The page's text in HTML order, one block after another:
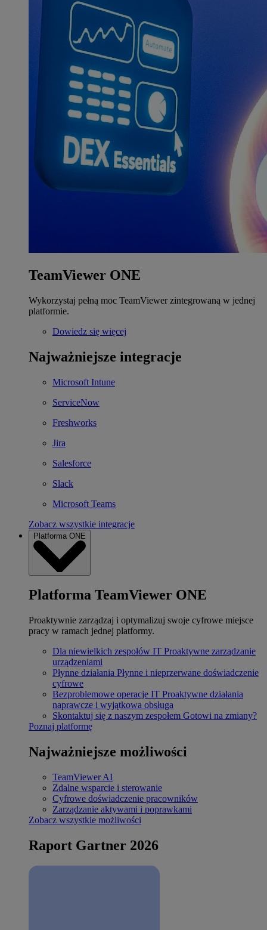
TeamViewer ONE
Wykorzystaj pełną moc TeamViewer zintegrowaną w jednej
platformie.
Dowiedz się więcej
Najważniejsze integracje
Microsoft Intune
ServiceNow
Freshworks
Jira
Salesforce
Slack
Microsoft Teams
Zobacz wszystkie integracje
Platforma ONE
Platforma TeamViewer ONE
Proaktywnie zarządzaj i optymalizuj swoje cyfrowe miejsce
pracy w ramach jednej platformy.
Dla niewielkich zespołów IT Proaktywne zarządzanie
urządzeniami
Płynne działania Płynne i nieprzerwane doświadczenie
cyfrowe
Bezproblemowe operacje IT Proaktywne działania
naprawcze i wyjątkowa obsługa
Skontaktuj się z naszym zespołem Gotowi na zmiany?
Poznaj platformę
Najważniejsze możliwości
TeamViewer AI
Zdalne wsparcie i sterowanie
Cyfrowe doświadczenie pracowników
Zarządzanie aktywami i poprawkami
Zobacz wszystkie możliwości
Raport Gartner 2026